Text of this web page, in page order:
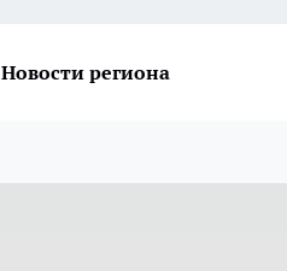
Новости региона